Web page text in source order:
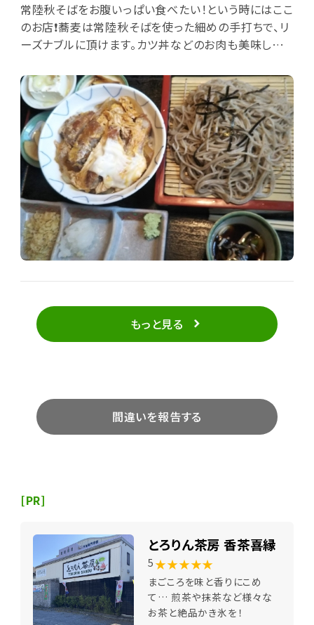
常陸秋そばをお腹いっぱい食べたい！という時にはここ
のお店❗️蕎麦は常陸秋そばを使った細めの手打ちで、リ
ーズナブルに頂けます。カツ丼などのお肉も美味しい
お店です。
もっと見る
間違いを報告する
[PR]
とろりん茶房 香茶喜縁
5 ★★★★★
まごころを味と香りにこめ
て… 煎茶や抹茶など様々な
お茶と絶品かき氷を！